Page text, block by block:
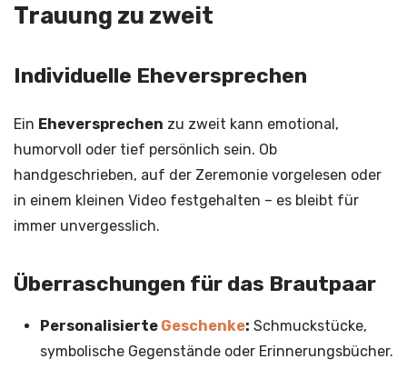
Trauung zu zweit
Individuelle Eheversprechen
Ein Eheversprechen zu zweit kann emotional,
humorvoll oder tief persönlich sein. Ob
handgeschrieben, auf der Zeremonie vorgelesen oder
in einem kleinen Video festgehalten – es bleibt für
immer unvergesslich.
Überraschungen für das Brautpaar
Personalisierte Geschenke: Schmuckstücke,
symbolische Gegenstände oder Erinnerungsbücher.